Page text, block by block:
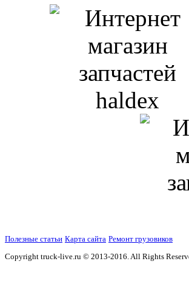
Полезные статьи Карта сайта Ремонт грузовиков
Copyright truck-live.ru © 2013-2016. All Rights